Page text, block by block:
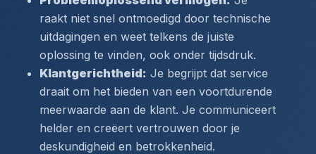
raakt niet snel ontmoedigd door technische
uitdagingen en weet telkens de juiste
oplossing te vinden, ook onder tijdsdruk.
Klantgerichtheid: Je begrijpt dat service
draait om het bieden van een voortdurende
meerwaarde aan de klant. Je communiceert
helder en creëert vertrouwen door je
deskundigheid en betrokkenheid.